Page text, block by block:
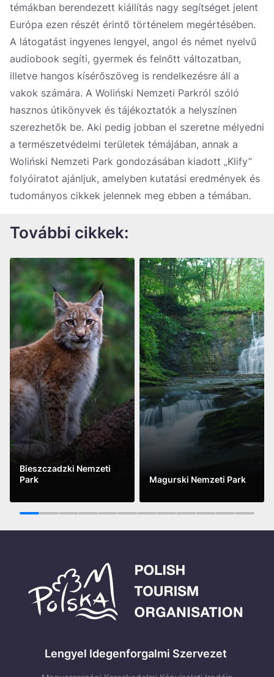
témákban berendezett kiállítás nagy segítséget jelent
Európa ezen részét érintő történelem megértésében.
A látogatást ingyenes lengyel, angol és német nyelvű
audiobook segíti, gyermek és felnőtt változatban,
illetve hangos kísérőszöveg is rendelkezésre áll a
vakok számára. A Woliński Nemzeti Parkról szóló
hasznos útikönyvek és tájékoztatók a helyszínen
szerezhetők be. Aki pedig jobban el szeretne mélyedni
a természetvédelmi területek témájában, annak a
Woliński Nemzeti Park gondozásában kiadott „Klify”
folyóiratot ajánljuk, amelyben kutatási eredmények és
tudományos cikkek jelennek meg ebben a témában.
További cikkek:
Bieszczadzki Nemzeti
Park
See more
Magurski Nemzeti Park
See more
1 2 3 4 5 6 7 8 9 10 11 12
Lengyel Idegenforgalmi Szervezet